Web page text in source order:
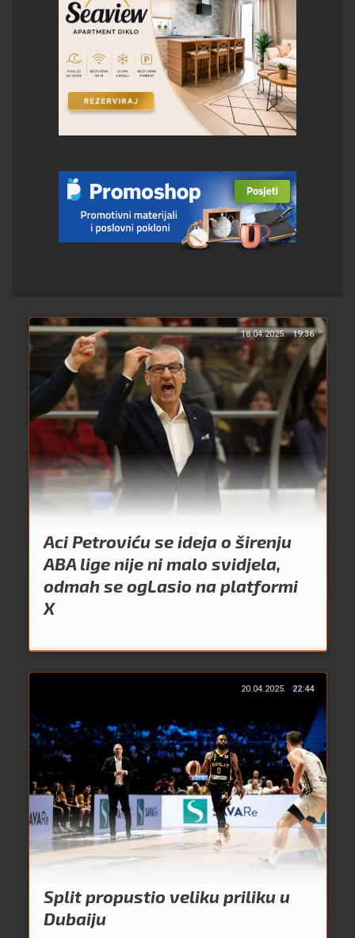
18.04.2025. 19:36
Aci Petroviću se ideja o širenju
ABA lige nije ni malo svidjela,
odmah se ogLasio na platformi
X
20.04.2025. 22:44
Split propustio veliku priliku u
Dubaiju